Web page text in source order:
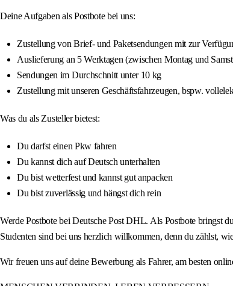
Deine Aufgaben als Postbote bei uns:
Zustellung von Brief- und Paketsendungen mit zur
Auslieferung an 5 Werktagen (zwischen Montag und
Sendungen im Durchschnitt unter 10 kg
Zustellung mit unseren Geschäftsfahrzeugen, bspw.
Was du als Zusteller bietest:
Du darfst einen Pkw fahren
Du kannst dich auf Deutsch unterhalten
Du bist wetterfest und kannst gut anpacken
Du bist zuverlässig und hängst dich rein
Werde Postbote bei Deutsche Post DHL. Als Postbote bringst
Studenten sind bei uns herzlich willkommen, denn du zählst,
Wir freuen uns auf deine Bewerbung als Fahrer, am besten